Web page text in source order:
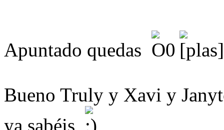
Apuntado quedas
Bueno Truly y Xavi y
ya sabéis